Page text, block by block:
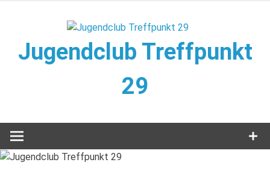
Jugendclub Treffpunkt
29